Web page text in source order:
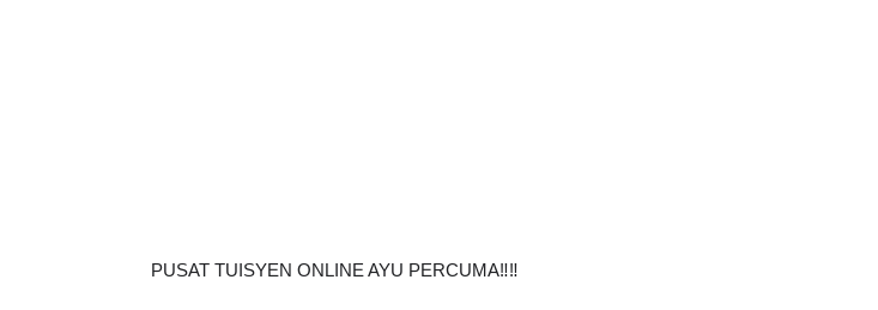
PUSAT TUISYEN ONLINE AYU PERCUMA‼️‼️